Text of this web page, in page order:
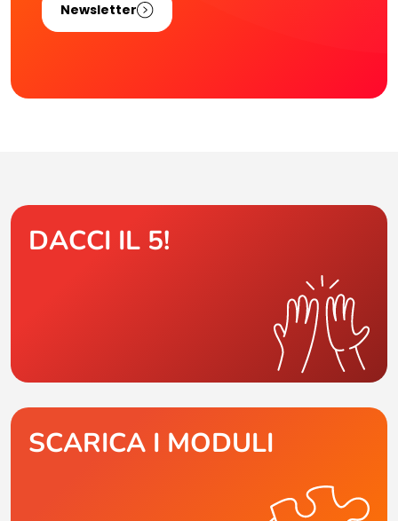
Newsletter
DACCI IL 5!
SCARICA I MODULI